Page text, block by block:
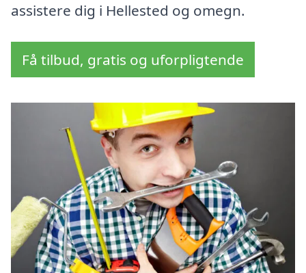
assistere dig i Hellested og omegn.
Få tilbud, gratis og uforpligtende